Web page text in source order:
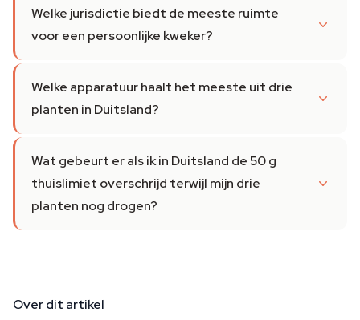
Welke jurisdictie biedt de meeste ruimte
voor een persoonlijke kweker?
Welke apparatuur haalt het meeste uit drie
planten in Duitsland?
Wat gebeurt er als ik in Duitsland de 50 g
thuislimiet overschrijd terwijl mijn drie
planten nog drogen?
Over dit artikel